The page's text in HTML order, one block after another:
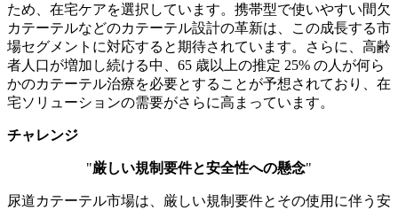
ため、在宅ケアを選択しています。携帯型で使いやすい間欠
カテーテルなどのカテーテル設計の革新は、この成長する市
場セグメントに対応すると期待されています。さらに、高齢
者人口が増加し続ける中、65 歳以上の推定 25% の人が何ら
かのカテーテル治療を必要とすることが予想されており、在
宅ソリューションの需要がさらに高まっています。
チャレンジ
"厳しい規制要件と安全性への懸念"
尿道カテーテル市場は、厳しい規制要件とその使用に伴う安